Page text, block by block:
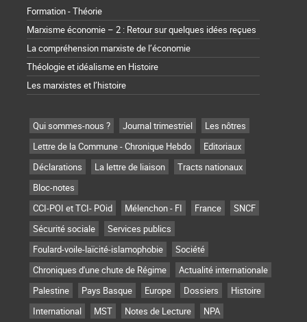
Formation - Théorie
Marxisme économie – 2 : Retour sur quelques idées reçues
La compréhension marxiste de l’économie
Théologie et idéalisme en Histoire
Les marxistes et l’histoire
Qui sommes-nous ? Journal trimestriel
Les nôtres
Lettre de la Commune - Chronique Hebdo
Editoriaux
Déclarations
La lettre de liaison
Tracts nationaux
Bloc-notes
CCI-POI et TCI- POid
Mélenchon - FI France
SNCF
Sécurité sociale
Services publics
Foulard-voile-laïcité-islamophobie
Société
Chroniques d'une chute de Régime
Actualité internationale
Palestine
Pays Basque Europe Dossiers
Histoire
International
MST Notes de Lecture
NPA